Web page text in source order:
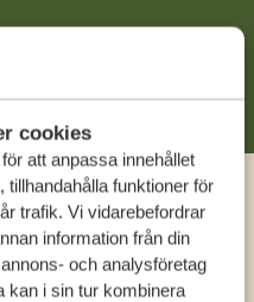
cookies
att anpassa innehållet
tillhandahålla funktioner för
trafik. Vi vidarebefordrar
information från din
och analysföretag
kan i sin tur kombinera
FRÅN VÅRA